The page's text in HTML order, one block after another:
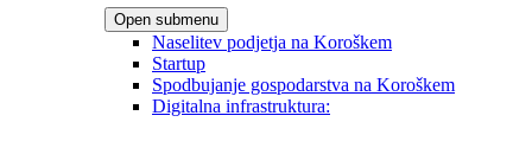
Open submenu
Naselitev podjetja na Koroškem
Startup
Spodbujanje gospodarstva na Koroškem
Digitalna infrastruktura: